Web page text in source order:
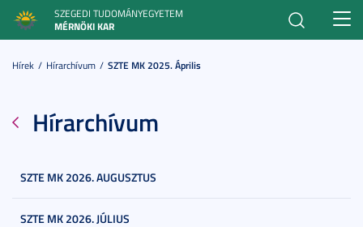
SZEGEDI TUDOMÁNYEGYETEM
MÉRNÖKI KAR
Hírek Hírarchívum SZTE MK 2025. Április
Hírarchívum
SZTE MK 2026. AUGUSZTUS
SZTE MK 2026. JÚLIUS